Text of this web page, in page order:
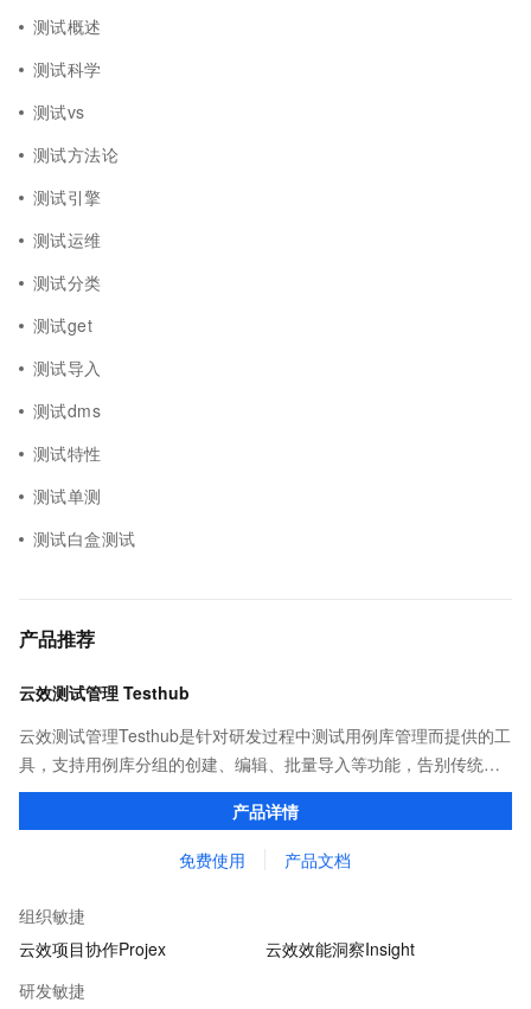
测试概述
测试科学
测试vs
测试方法论
测试引擎
测试运维
测试分类
测试get
测试导入
测试dms
测试特性
测试单测
测试白盒测试
产品推荐
云效测试管理 Testhub
云效测试管理Testhub是针对研发过程中测试用例库管理而提供的工
具，支持用例库分组的创建、编辑、批量导入等功能，告别传统项
目管理中测试用例重复撰写、用例信息共享不易的问题，成为测试
产品详情
免费使用 产品文档
组织敏捷
云效项目协作Projex
云效效能洞察Insight
研发敏捷